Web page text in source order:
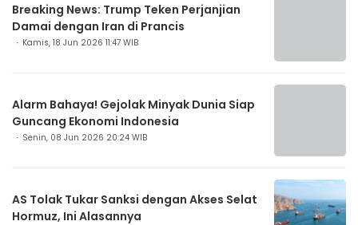
Breaking News: Trump Teken Perjanjian
Damai dengan Iran di Prancis
Kamis, 18 Jun 2026 11:47 WIB
Alarm Bahaya! Gejolak Minyak Dunia Siap
Guncang Ekonomi Indonesia
Senin, 08 Jun 2026 20:24 WIB
AS Tolak Tukar Sanksi dengan Akses Selat
Hormuz, Ini Alasannya